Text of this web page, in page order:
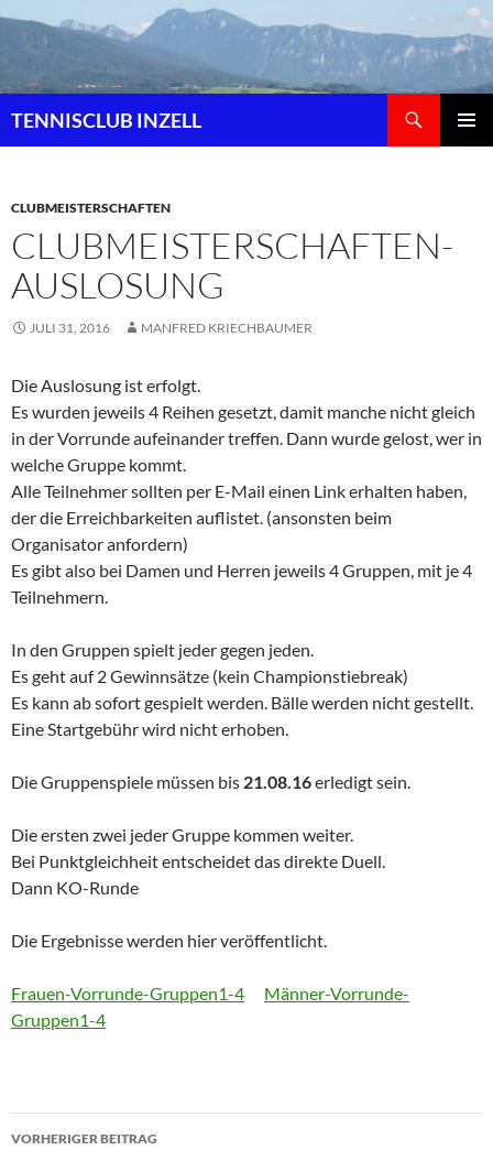
Zum
Inhalt
TENNISCLUB INZELL
CLUBMEISTERSCHAFTEN
CLUBMEISTERSCHAFTEN-
AUSLOSUNG
JULI 31, 2016 MANFRED KRIECHBAUMER
Die Auslosung ist erfolgt.
Es wurden jeweils 4 Reihen gesetzt, damit manche nicht gleich
in der Vorrunde aufeinander treffen. Dann wurde gelost, wer in
welche Gruppe kommt.
Alle Teilnehmer sollten per E-Mail einen Link erhalten haben,
der die Erreichbarkeiten auflistet. (ansonsten beim
Organisator anfordern)
Es gibt also bei Damen und Herren jeweils 4 Gruppen, mit je 4
Teilnehmern.
In den Gruppen spielt jeder gegen jeden.
Es geht auf 2 Gewinnsätze (kein Championstiebreak)
Es kann ab sofort gespielt werden. Bälle werden nicht gestellt.
Eine Startgebühr wird nicht erhoben.
Die Gruppenspiele müssen bis 21.08.16erledigt sein.
Die ersten zwei jeder Gruppe kommen weiter.
Bei Punktgleichheit entscheidet das direkte Duell.
Dann KO-Runde
Die Ergebnisse werden hier veröffentlicht.
Frauen-Vorrunde-Gruppen1-4
Männer-Vorrunde-
Gruppen1-4
Beitragsnavigation
VORHERIGER BEITRAG